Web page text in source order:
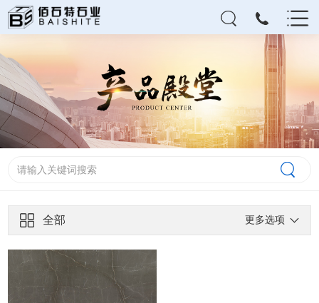
全部 更多选项